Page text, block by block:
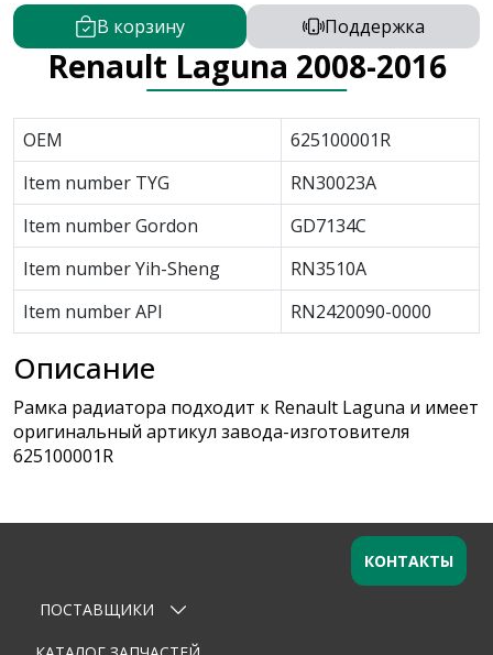
В корзину Поддержка
Renault Laguna 2008-2016
OEM
625100001R
Item number TYG
RN30023A
Item number Gordon
GD7134C
Item number Yih-Sheng
RN3510A
Item number API
RN2420090-0000
Описание
Рамка радиатора подходит к Renault Laguna и имеет
оригинальный артикул завода-изготовителя
625100001R
Оставьте заявку
Ваше имя
ПОСТАВЩИКИ
КОНТАКТЫ